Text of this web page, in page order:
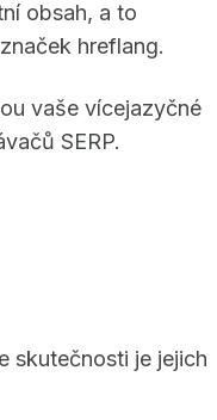
obsah, a to
hreflang.
vaše vícejazyčné
SERP.
skutečnosti je jejich